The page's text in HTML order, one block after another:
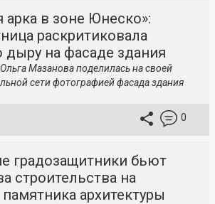
арка в зоне Юнеско»:
раскритиковала
дыру на фасаде здания
Мазанова поделилась на своей
сети фотографией фасада здания
0
градозащитники бьют
строительства на
архитектуры